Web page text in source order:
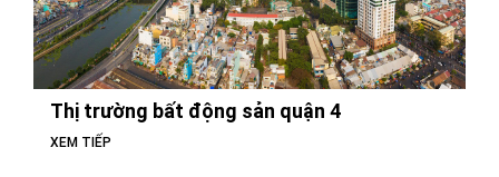
Thị trường bất động sản quận 4
XEM TIẾP